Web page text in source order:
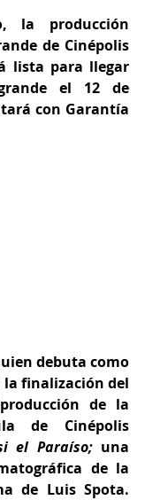
la producción
de Cinépolis
lista para llegar
el 12 de
con Garantía
debuta como
finalización del
de la
de Cinépolis
el Paraíso; una
de la